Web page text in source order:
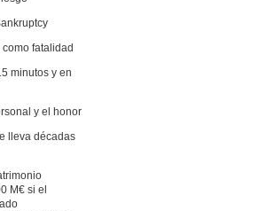
fatalidad
minutos y en
y el honor
lleva décadas
M€ si el